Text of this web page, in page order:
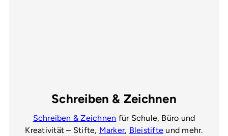
Schreiben & Zeichnen
Schreiben & Zeichnen für Schule, Büro und
Kreativität – Stifte, Marker, Bleistifte und mehr.